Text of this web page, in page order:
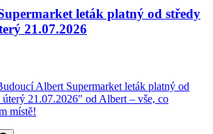
leták platný od středy
21.07.2026
Albert Supermarket leták platný od
21.07.2026" od Albert – vše, co
místě!